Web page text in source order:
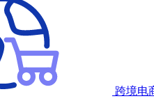
跨境电